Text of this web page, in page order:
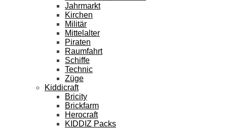
Jahrmarkt
Kirchen
Militär
Mittelalter
Piraten
Raumfahrt
Schiffe
Technic
Züge
Kiddicraft
Bricity
Brickfarm
Herocraft
KIDDIZ Packs